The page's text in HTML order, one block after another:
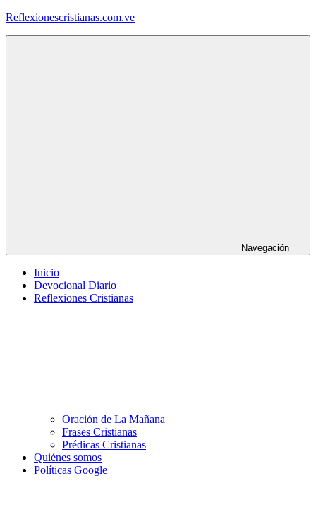
Saltar
Reflexionescristianas.com.ve
Navegación
Inicio
Devocional Diario
Reflexiones Cristianas
Oración de La Mañana
Frases Cristianas
Prédicas Cristianas
Quiénes somos
Políticas Google